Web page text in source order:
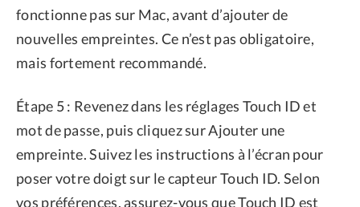
fonctionne pas sur Mac, avant d’ajouter de
nouvelles empreintes. Ce n’est pas obligatoire,
mais fortement recommandé.
Étape 5 : Revenez dans les réglages Touch ID et
mot de passe, puis cliquez sur Ajouter une
empreinte. Suivez les instructions à l’écran pour
poser votre doigt sur le capteur Touch ID. Selon
vos préférences, assurez-vous que Touch ID est